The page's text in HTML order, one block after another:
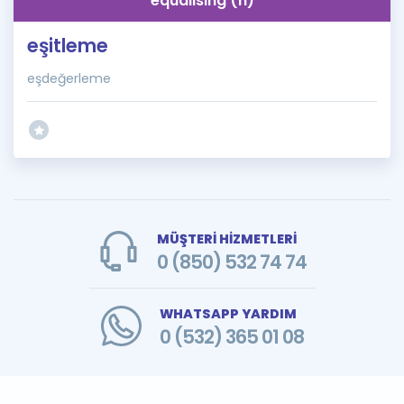
eşitleme
eşdeğerleme
MÜŞTERİ HİZMETLERİ
0 (850) 532 74 74
WHATSAPP YARDIM
0 (532) 365 01 08